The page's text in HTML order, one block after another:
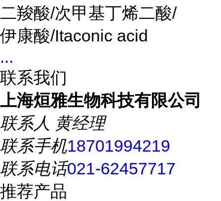
二羧酸/次甲基丁烯二酸/
伊康酸/Itaconic acid
...
联系我们
上海烜雅生物科技有限公司
联系人 黄经理
联系手机18701994219
联系电话021-62457717
推荐产品